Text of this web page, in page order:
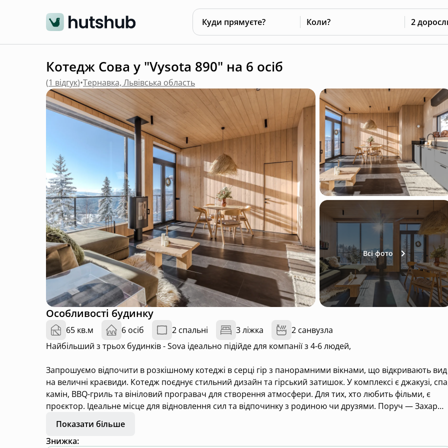
Куди прямуєте? Коли? 2
Котедж Сова у "Vysota 890" на 6 осіб
(1 відгук)•Тернавка, Львівська область
Всі фото
Особливості будинку
65 кв.м 6 осіб 2 спальні 3 ліжка
2 санвузла
Найбільший з трьох будинків - Sova ідеально підійде для компанії з 4-6 людей,
Запрошуємо відпочити в розкішному котеджі в серці гір з панорамними вікнами, що відкривають вид
на величні краєвиди. Котедж поєднує стильний дизайн та гірський затишок. У комплексі є джакузі,
камін, BBQ-гриль та вініловий програвач для створення атмосфери. Для тих, хто любить фільми, є
проєктор. Ідеальне місце для відновлення сил та відпочинку з родиною чи друзями. Поруч — Захар
Беркут і витяг на горі Ільза.
Показати більше
Знижка: